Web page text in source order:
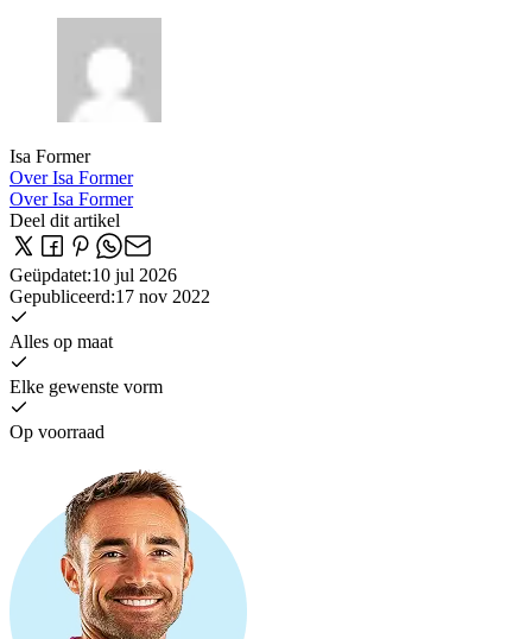
Isa Former
Over Isa Former
Over Isa Former
Deel dit artikel
Geüpdatet:10 jul 2026
Gepubliceerd:17 nov 2022
Alles op maat
Elke gewenste vorm
Op voorraad